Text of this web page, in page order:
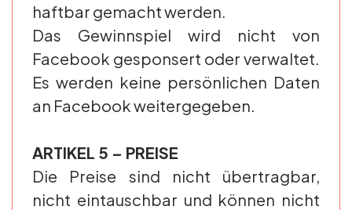
haftbar gemacht werden.
Das Gewinnspiel wird nicht von
Facebook gesponsert oder verwaltet.
Es werden keine persönlichen Daten
an Facebook weitergegeben.
ARTIKEL 5 – PREISE
Die Preise sind nicht übertragbar,
nicht eintauschbar und können nicht